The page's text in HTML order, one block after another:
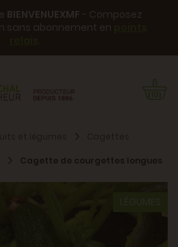
BIENVENUEXMF - Composez
sans abonnement en
.
Cagette de courgettes longues
LÉGUMES